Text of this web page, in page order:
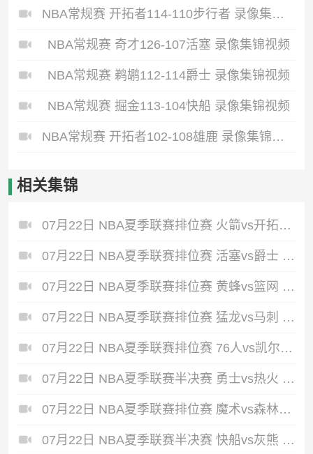
NBA常规赛 开拓者114-110步行者 录像集锦视频
NBA常规赛 奇才126-107活塞 录像集锦视频
NBA常规赛 鹈鹕112-114爵士 录像集锦视频
NBA常规赛 掘金113-104快船 录像集锦视频
NBA常规赛 开拓者102-108雄鹿 录像集锦视频
相关集锦
07月22日 NBA夏季联赛排位赛 火箭vs开拓者 全场录像回放
07月22日 NBA夏季联赛排位赛 活塞vs爵士 全场录像回放
07月22日 NBA夏季联赛排位赛 黄蜂vs篮网 全场录像回放
07月22日 NBA夏季联赛排位赛 猛龙vs马刺 全场录像回放
07月22日 NBA夏季联赛排位赛 76人vs凯尔特人 全场录像回放
07月22日 NBA夏季联赛半决赛 勇士vs热火 全场录像回放
07月22日 NBA夏季联赛排位赛 魔术vs森林狼 全场录像回放
07月22日 NBA夏季联赛半决赛 快船vs灰熊 全场录像回放